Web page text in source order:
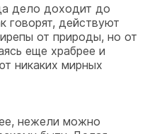
дело доходит до
говорят, действуют
от природы, но от
еще храбрее и
никаких мирных
нежели можно